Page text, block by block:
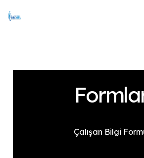
Çalışan Bilgi